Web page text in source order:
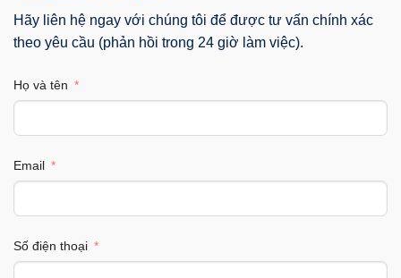
Hãy liên hệ ngay với chúng tôi để được tư vấn chính xác
theo yêu cầu (phản hồi trong 24 giờ làm việc).
Họ và tên
Email
Số điện thoại